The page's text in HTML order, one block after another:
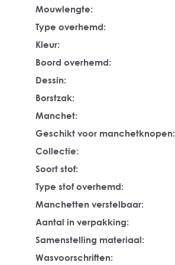
Mouwlengte:
Type overhemd:
Kleur:
Boord overhemd:
Dessin:
Borstzak:
Manchet:
Geschikt voor manchetknopen:
Collectie:
Soort stof:
Type stof overhemd:
Manchetten verstelbaar:
Aantal in verpakking:
Samenstelling materiaal:
Wasvoorschriften: